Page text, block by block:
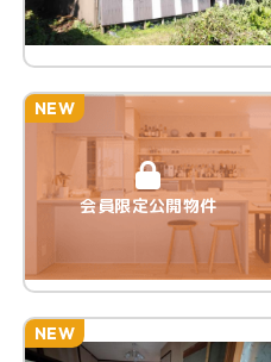
会員限定公開物件
NEW
NEW